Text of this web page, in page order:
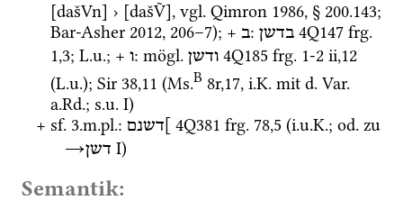
[dašVn] › [dašṼ], vgl. Qimron 1986
Bar-Asher 2012, 206–7); + ב: בדשן 4Q147 frg.
1,3; L.u.; + ו: mögl. ודשן 4Q185 frg. 1-2 ii,12
(L.u.); Sir 38,11 (Ms.B 8r,17, i.K. mit d. Var.
a.Rd.; s.u. I)
+ sf. 3.m.pl.: ]דשנם 4Q381 frg. 78,5 (i.u.K.; od.
→דשן ‎ I)
Semantik: